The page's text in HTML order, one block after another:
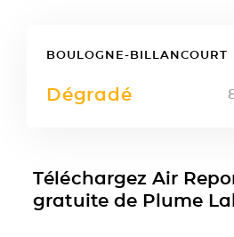
BOULOGNE-BILLANCOURT
Dégradé
Téléchargez Air
gratuite de Plume